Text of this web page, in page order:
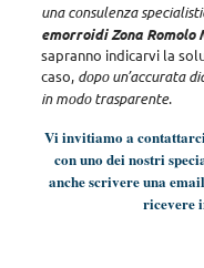
una consulenza
emorroidi Zona Romolo
sapranno indicarvi la
caso, dopo un’accurata
in modo trasparente.
Vi invitiamo a
con uno dei nostri
anche scrivere una
ricevere